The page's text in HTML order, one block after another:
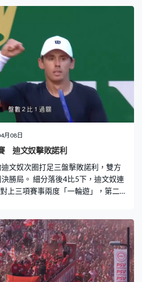
分。世界大賽之後再度碰頭，連鬥
場大勝14比2，就算第6局失回一分，
5連勝，藍鳥就連輸6場。
月08日
迪文奴擊敗諾利
迪文奴次圈打足三盤擊敗諾利，雙方
勝局。 細分落後4比5下，迪文奴連
上三項賽事兩度「一輪遊」，第二